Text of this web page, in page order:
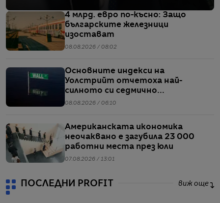
4 млрд. евро по-късно: Защо
българските железници
изостават
08.08.2026 / 08:02
Основните индекси на
Уолстрийт отчетоха най-
силното си седмично
представяне от април насам
08.08.2026 / 06:10
Американската икономика
неочаквано е загубила 23 000
работни места през юли
07.08.2026 / 13:01
ПОСЛЕДНИ PROFIT виж още